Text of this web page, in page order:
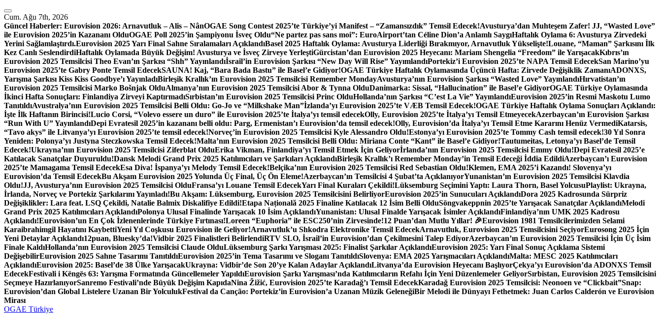
İçeriğe
atla
Cum. Ağu 7th, 2026
Güncel Haberler: Eurovision 2026: Arnavutluk – Alis – NânOGAE Song Contest 2025’te Türkiye’yi Manifest – “Zamansızdık” Temsil Edecek!Avusturya’dan Muhteşem Zafer! JJ, “Wasted Love”
ile Eurovision 2025’in Kazananı OlduOGAE Poll 2025’in Şampiyonu İsveç Oldu“Ne partez pas sans moi”: EuroAirport’tan Céline Dion’a Anlamlı SaygıHaftalık Oylama 6: Avusturya Zirvedeki
Yerini Sağlamlaştırdı.Eurovision 2025 Yarı Final Sahne Sıralamaları AçıklandıBasel 2025 Haftalık Oylama: Avusturya Liderliği Bırakmıyor, Arnavutluk Yükselişte!Louane, “Maman” Şarkısını İlk
Kez Canlı SeslendirdiHaftalık Oylamada Büyük Değişim! Avusturya ve İsveç Zirveye YerleştiGürcistan’dan Eurovision 2025 Heyecanı: Mariam Shengelia “Freedom” ile YarışacakKıbrıs’ın
Eurovision 2025 Temsilcisi Theo Evan’ın Şarkısı “Shh” Yayınlandıİsrail’in Eurovision Şarkısı “New Day Will Rise” YayımlandıPortekiz’i Eurovision 2025’te NAPA Temsil EdecekSan Marino’yu
Eurovision 2025’te Gabry Ponte Temsil EdecekSAUNA! Kaj, “Bara Bada Bastu” ile Basel’e Gidiyor!OGAE Türkiye Haftalık Oylamasında Üçüncü Hafta: Zirvede Değişiklik ZamanıADONXS,
Yarışma Şarkısı Kiss Kiss Goodbye’ı YayınladıBirleşik Krallık’ın Eurovision 2025 Temsilcisi Remember MondayAvusturya’nın Eurovision Şarkısı “Wasted Love” YayınlandıHırvatistan’ın
Eurovision 2025 Temsilcisi Marko Bošnjak OlduAlmanya’nın Eurovision 2025 Temsilcisi Abor & Tynna OlduDanimarka: Sissal, “Hallucination” ile Basel’e GidiyorOGAE Türkiye Oylamasında
İkinci Hafta Sonuçları: Finlandiya Zirveyi KaptırmadıSırbistan’ın Eurovision 2025 Temsilcisi Princ OlduHollanda’nın Şarkısı “C’est La Vie” YayınlandıEurovision 2025’in Resmi Maskotu Lumo
TanıtıldıAvustralya’nın Eurovision 2025 Temsilcisi Belli Oldu: Go-Jo ve “Milkshake Man”İzlanda’yı Eurovision 2025’te VÆB Temsil Edecek!OGAE Türkiye Haftalık Oylama Sonuçları Açıklandı:
İşte İlk Haftanın Birincisi!Lucio Corsi, “Volevo essere un duro” ile Eurovision 2025’te İtalya’yı temsil edecekOlly, Eurovision 2025’te İtalya’yı Temsil EtmeyecekAzerbaycan’ın Eurovision Şarkısı
“Run With U” YayınlandıDepi Evratesil 2025’in kazananı belli oldu: Parg, Ermenistan’ı Eurovision’da temsil edecek!Olly, Eurovision’da İtalya’yı Temsil Etme Kararını Henüz VermediKatarsis,
“Tavo akys” ile Litvanya’yı Eurovision 2025’te temsil edecek!Norveç’in Eurovision 2025 Temsilcisi Kyle Alessandro Oldu!Estonya’yı Eurovision 2025’te Tommy Cash temsil edecek!30 Yıl Sonra
Yeniden: Polonya’yı Justyna Steczkowska Temsil Edecek!Malta’nın Eurovision 2025 Temsilcisi Belli Oldu: Miriana Conte “Kant” ile Basel’e Gidiyor!Tautumeitas, Letonya’yı Basel’de Temsil
Edecek!Ukrayna’nın Eurovision 2025 Temsilcisi Ziferblat OlduErika Vikman, Finlandiya’yı Temsil Etmek İçin Geliyorİrlanda’nın Eurovision 2025 Temsilcisi Emmy Oldu!Depi Evratesil 2025’e
Katılacak Sanatçılar Duyuruldu!Dansk Melodi Grand Prix 2025 Katılımcıları ve Şarkıları AçıklandıBirleşik Krallık’ı Remember Monday’in Temsil Edeceği İddia EdildiAzerbaycan’ı Eurovision
2025’te Mamagama Temsil EdecekEsa Diva! İspanya’yı Melody Temsil Edecek!Belçika’nın Eurovision 2025 Temsilcisi Red Sebastian Oldu!Klemen, EMA 2025’i Kazandı! Slovenya’yı
Eurovision’da Temsil EdecekBu Akşam Eurovision 2025 Yolunda Üç Final, Üç Ön Eleme!Azerbaycan’ın Temsilcisi 4 Şubat’ta AçıklanıyorYunanistan’ın Eurovision 2025 Temsilcisi Klavdia
Oldu!JJ, Avusturya’nın Eurovision 2025 Temsilcisi OlduFransa’yı Louane Temsil EdecekYarı Final Kuraları Çekildi!Lüksemburg Seçimini Yaptı: Laura Thorn, Basel YolcusuPlaylist: Ukrayna,
İrlanda, Norveç ve Portekiz Şarkılarını Yayınladı!Bu Akşam: Lüksemburg, Eurovision 2025 Temsilcisini BelirliyorEurovision 2025’in Sunucuları AçıklandıDora 2025 Kadrosunda Sürpriz
Değişiklikler: Lara feat. LSQ Çekildi, Natalie Balmix Diskalifiye Edildi!Etapa Națională 2025 Finaline Katılacak 12 İsim Belli OlduSöngvakeppnin 2025’te Yarışacak Sanatçılar AçıklandıMelodi
Grand Prix 2025 Katılımcıları AçıklandıPolonya Ulusal Finalinde Yarışacak 10 İsim AçıklandıYunanistan: Ulusal Finalde Yarışacak İsimler AçıklandıFinlandiya’nın UMK 2025 Kadrosu
Açıklandı!Eurovision’un En Çok İzlenenlerinde Türkiye Fırtınası!Loreen “Euphoria” ile ESC250’nin Zirvesinde!12 Puan’dan Mutlu Yıllar! 🎉Eurovision 1981 Temsilcilerimizden Selami
Karaibrahimgil Hayatını KaybettiYeni Yıl Coşkusu Eurovision ile Geliyor!Arnavutluk’u Shkodra Elektronike Temsil EdecekArnavutluk, Eurovision 2025 Temsilcisini SeçiyorEurosong 2025 İçin
Yeni Detaylar Açıklandı12puan, Bluesky’da!Vidbir 2025 Finalistleri BelirlendiRTV SLO, İsrail’in Eurovision’dan Çekilmesini Talep EdiyorAzerbaycan’ın Eurovision 2025 Temsilcisi İçin Üç İsim
Finale KaldıHollanda’nın Eurovision 2025 Temsilcisi Claude OlduLüksemburg Şarkı Yarışması 2025: Finalist Şarkılar AçıklandıEurovision 2025: Yarı Final Sonuç Açıklama Sistemi
DeğişebilirEurovision 2025 Sahne Tasarımı TanıtıldıEurovision 2025’in Tema Tasarımı ve Sloganı TanıtıldıSlovenya: EMA 2025 Yarışmacıları AçıklandıMalta: MESC 2025 Katılımcıları
AçıklandıEurovision 2025: Basel’de 38 Ülke YarışacakUkrayna: Vidbir’de Son 20’ye Kalan Adaylar AçıklandıLitvanya’da Eurovision Heyecanı BaşlıyorÇekya’yı Eurovision’da ADONXS Temsil
EdecekFestivali i Këngës 63: Yarışma Formatında Güncellemeler YapıldıEurovision Şarkı Yarışması’nda Katılımcıların Refahı İçin Yeni Düzenlemeler GeliyorSırbistan, Eurovision 2025 Temsilcisini
Seçmeye HazırlanıyorSanremo Festivali’nde Büyük Değişim KapıdaNina Žižić, Eurovision 2025’te Karadağ’ı Temsil EdecekKaradağ Eurovision 2025 Temsilcisi: Neonoen ve “Clickbait”Snap:
Eurovision’dan Global Listelere Uzanan Bir YolculukFestival da Canção: Portekiz’in Eurovision’a Uzanan Müzik GeleneğiBir Melodi ile Dünyayı Fethetmek: Juan Carlos Calderón ve Eurovision
Mirası
OGAE Türkiye